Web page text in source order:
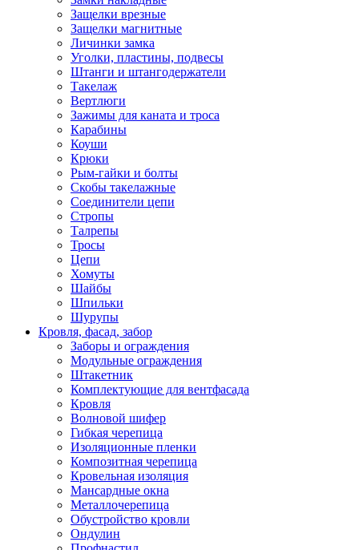
Защелки врезные
Защелки магнитные
Личинки замка
Уголки, пластины, подвесы
Штанги и штангодержатели
Такелаж
Вертлюги
Зажимы для каната и троса
Карабины
Коуши
Крюки
Рым-гайки и болты
Скобы такелажные
Соединители цепи
Стропы
Талрепы
Тросы
Цепи
Хомуты
Шайбы
Шпильки
Шурупы
Кровля, фасад, забор
Заборы и ограждения
Модульные ограждения
Штакетник
Комплектующие для вентфасада
Кровля
Волновой шифер
Гибкая черепица
Изоляционные пленки
Композитная черепица
Кровельная изоляция
Мансардные окна
Металлочерепица
Обустройство кровли
Ондулин